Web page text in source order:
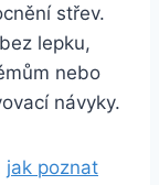
střev.
lepku,
nebo
návyky.
jak poznat